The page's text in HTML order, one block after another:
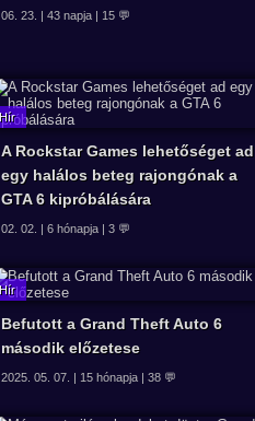
06. 23. | 43 napja | 15 💬
A Rockstar Games lehetőséget ad
egy halálos beteg rajongónak a
GTA 6 kipróbálására
02. 02. | 6 hónapja | 3 💬
Befutott a Grand Theft Auto 6
második előzetese
2025. 05. 07. | 15 hónapja | 38 💬